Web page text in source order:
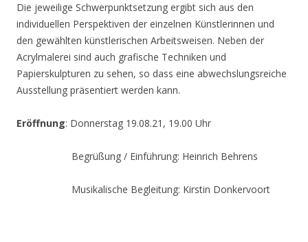
Die jeweilige Schwerpunktsetzung ergibt sich aus den
individuellen Perspektiven der einzelnen Künstlerinnen und
den gewählten künstlerischen Arbeitsweisen. Neben der
Acrylmalerei sind auch grafische Techniken und
Papierskulpturen zu sehen, so dass eine abwechslungsreiche
Ausstellung präsentiert werden kann.
Eröffnung: Donnerstag 19.08.21, 19.00 Uhr
Begrüßung / Einführung: Heinrich Behrens
Musikalische Begleitung: Kirstin Donkervoort